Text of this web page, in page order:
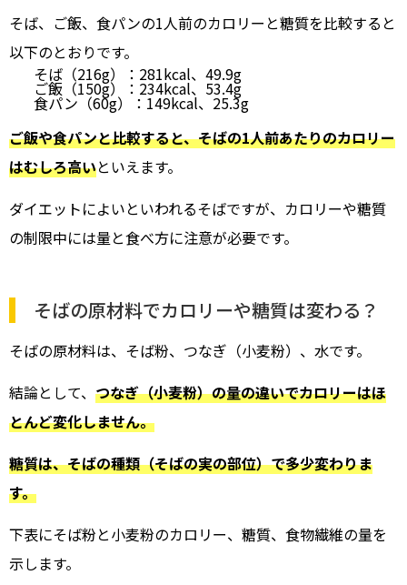
そば、ご飯、食パンの1人前のカロリーと糖質を比較すると
以下のとおりです。
そば（216g）：281kcal、49.9g
ご飯（150g）：234kcal、53.4g
食パン（60g）：149kcal、25.3g
ご飯や食パンと比較すると、そばの1人前あたりのカロリー
はむしろ高いといえます。
ダイエットによいといわれるそばですが、カロリーや糖質
の制限中には量と食べ方に注意が必要です。
そばの原材料でカロリーや糖質は変わる？
そばの原材料は、そば粉、つなぎ（小麦粉）、水です。
結論として、 つなぎ（小麦粉）の量の違いでカロリーはほ
とんど変化しません。
糖質は、そばの種類（そばの実の部位）で多少変わりま
す。
下表にそば粉と小麦粉のカロリー、糖質、食物繊維の量を
示します。